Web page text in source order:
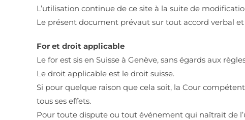
L’utilisation continue de ce site à la suite de
Le présent document prévaut sur tout accord verbal
For et droit applicable
Le for est sis en Suisse à Genève, sans égards aux
Le droit applicable est le droit suisse.
Si pour quelque raison que cela soit, la Cour
tous ses effets.
Pour toute dispute ou tout événement qui naîtrait de